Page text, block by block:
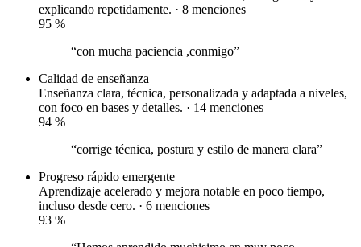
explicando repetidamente. · 8 menciones
95 %
“con mucha paciencia ,conmigo”
Calidad de enseñanza
Enseñanza clara, técnica, personalizada y adaptada a niveles,
con foco en bases y detalles. · 14 menciones
94 %
“corrige técnica, postura y estilo de manera clara”
Progreso rápido emergente
Aprendizaje acelerado y mejora notable en poco tiempo,
incluso desde cero. · 6 menciones
93 %